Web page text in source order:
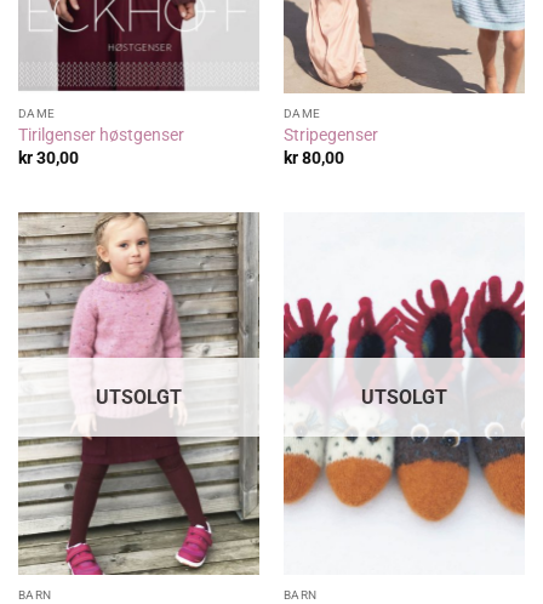
DAME
Tirilgenser høstgenser
kr30,00
DAME
Stripegenser
kr80,00
UTSOLGT
BARN
UTSOLGT
BARN